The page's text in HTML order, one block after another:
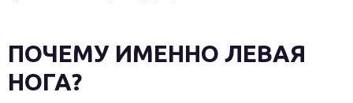
ПОЧЕМУ ИМЕННО ЛЕВАЯ
НОГА?